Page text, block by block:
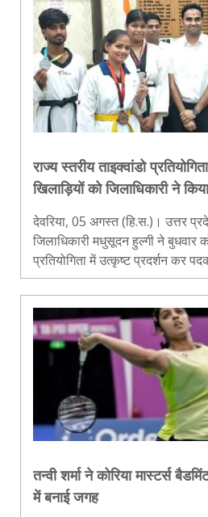
राज्य स्तरीय ताइक्वांडो
खिलाड़ियों को जिलाधिकारी ने
देवरिया, 05 अगस्त (हि.स.)। उत्तर
जिलाधिकारी मधुसूदन हुल्गी ने बुधवार
प्रतियोगिता में उत्कृष्ट प्रदर्शन कर
खिलाड़ियों को सम्मानित किया।
प्र..
तन्वी शर्मा ने कोरिया मास्टर्स
में बनाई जगह